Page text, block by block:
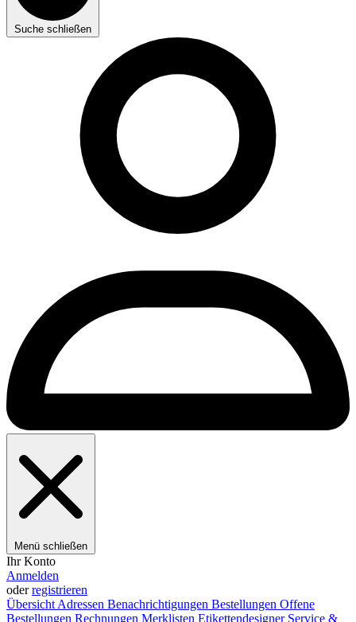
Suche schließen
Menü schließen
Ihr Konto
Anmelden
oderregistrieren
Übersicht Adressen Benachrichtigungen Bestellungen Offene
Bestellungen Rechnungen Merklisten Etikettendesigner Service &